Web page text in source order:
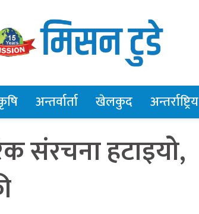
अन्तर्वार्ता खेलकुद अन्तर्राष्ट्रिय
संरचना हटाइयो,